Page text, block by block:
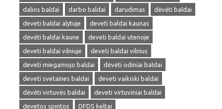
dalios baldai
darbo baldai darudimas
dėvėti baldai
deveti baldai alytuje
deveti baldai kaunas
dėvėti baldai kaune
deveti baldai utenoje
deveti baldai vilniuje
deveti baldai vilnius
deveti miegamojo baldai
dėvėti odiniai baldai
deveti svetaines baldai
deveti vaikiski baldai
dėvėti virtuvės baldai
deveti virtuviniai baldai
devetos spintos
DFDS keltai